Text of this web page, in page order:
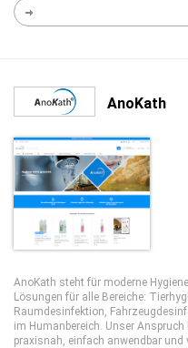
AnoKath
AnoKath steht für moderne
Lösungen für alle Bereiche:
Raumdesinfektion,
im Humanbereich. Unser
praxisnah, einfach anwendbar